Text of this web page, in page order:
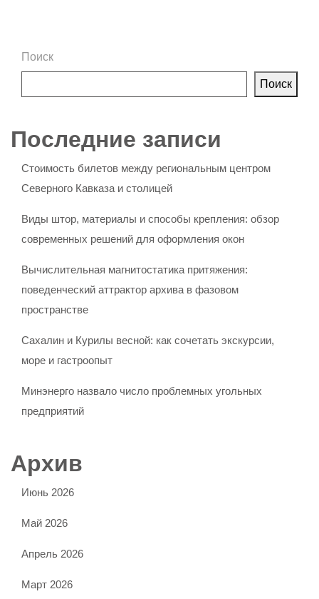
Поиск
Поиск
Последние записи
Стоимость билетов между региональным центром
Северного Кавказа и столицей
Виды штор, материалы и способы крепления: обзор
современных решений для оформления окон
Вычислительная магнитостатика притяжения:
поведенческий аттрактор архива в фазовом
пространстве
Сахалин и Курилы весной: как сочетать экскурсии,
море и гастроопыт
Минэнерго назвало число проблемных угольных
предприятий
Архив
Июнь 2026
Май 2026
Апрель 2026
Март 2026